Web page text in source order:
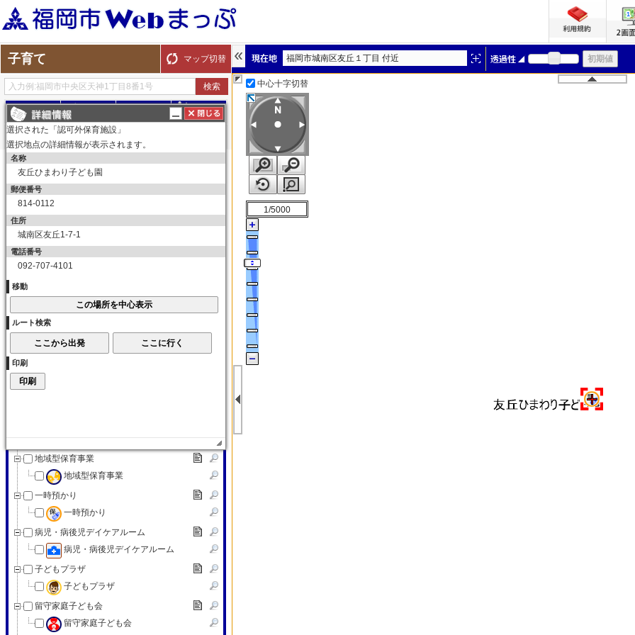
子育て マップ切替
探す ルート
子育て
保育所（園）
保育所（園）
幼稚園
子育て交流サロン
子育て（その他）
赤ちゃんの駅
認可外保育施設
地域型保育事業
地域型保育事業
一時預かり
一時預かり
病児・病後児デイケアルーム
病児・病後児デイケアルーム
子どもプラザ
子どもプラザ
留守家庭子ども会
留守家庭子ども会
福岡市城南区友丘１丁目 付近
中心十字切替
1/5000
選択された「認可外保育施設」
選択地点の詳細情報が表示されます。
名称
友丘ひまわり子ども園
郵便番号
814-0112
住所
城南区友丘1-7-1
電話番号
092-707-4101
移動
ルート検索
印刷